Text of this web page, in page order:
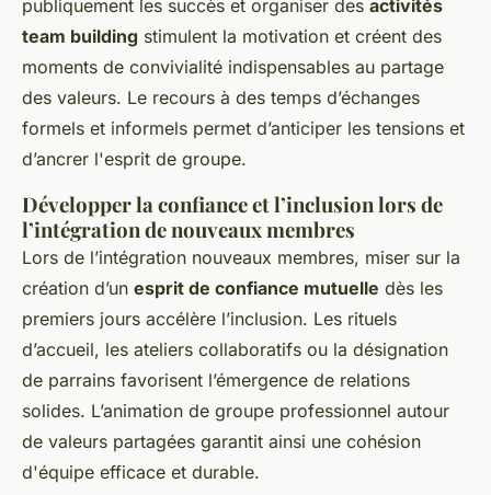
publiquement les succès et organiser des activités
team building stimulent la motivation et créent des
moments de convivialité indispensables au partage
des valeurs. Le recours à des temps d’échanges
formels et informels permet d’anticiper les tensions et
d’ancrer l'esprit de groupe.
Développer la confiance et l’inclusion lors de
l’intégration de nouveaux membres
Lors de l’intégration nouveaux membres, miser sur la
création d’un esprit de confiance mutuelle dès les
premiers jours accélère l’inclusion. Les rituels
d’accueil, les ateliers collaboratifs ou la désignation
de parrains favorisent l’émergence de relations
solides. L’animation de groupe professionnel autour
de valeurs partagées garantit ainsi une cohésion
d'équipe efficace et durable.